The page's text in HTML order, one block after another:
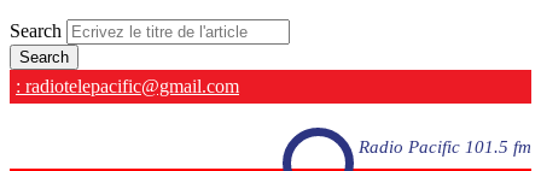
Search
: radiotelepacific@gmail.com
Radio Pacific 101.5 fm